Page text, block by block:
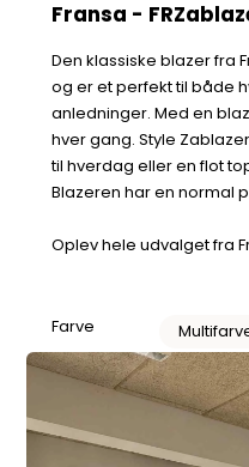
Fransa -
Den klassiske blazer fra
og er etperfekttil både
anledninger. Med en
hver gang. Style
til hverdag eller en flot
Blazeren har en normal
Oplev hele udvalget fra
Farve